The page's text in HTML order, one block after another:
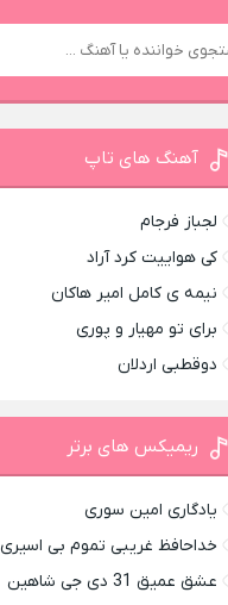
آهنگ های تاپ
لجباز فرجام
کی هواییت کرد آراد
نیمه ی کامل امیر هاکان
برای تو مهیار و پوری
دوقطبی اردلان
ریمیکس های برتر
یادگاری امین سوری
خداحافظ غریبی تموم بی اسیری
عشق عمیق 31 دی جی شاهین